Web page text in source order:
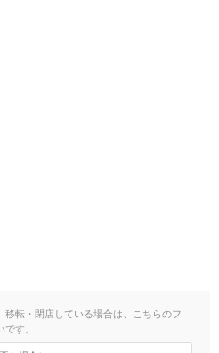
移転・閉店している場合は、こちらのフ
す。